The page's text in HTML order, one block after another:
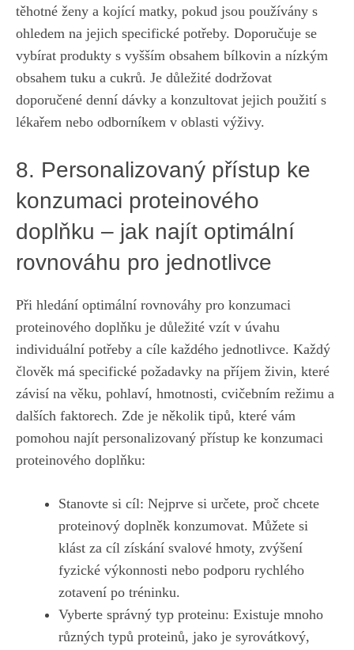
těhotné ženy ‍a kojící matky, pokud jsou používány s
ohledem ‌na jejich specifické potřeby. Doporučuje ‌se
vybírat‍ produkty s vyšším obsahem ​bílkovin a ⁤nízkým
obsahem tuku a ​cukrů. Je⁤ důležité⁤ dodržovat
doporučené denní ‌dávky ‍a‌ konzultovat⁤ jejich použití s
⁣lékařem nebo odborníkem v oblasti výživy.
8.​ Personalizovaný přístup ke
konzumaci proteinového
doplňku – jak‍ najít ⁣optimální
rovnováhu pro jednotlivce
Při hledání⁤ optimální rovnováhy pro‌ konzumaci
proteinového doplňku je důležité​ vzít v úvahu
individuální ⁣potřeby a ⁢cíle každého jednotlivce.⁣ Každý​
člověk má specifické požadavky​ na příjem živin, které
závisí na​ věku, pohlaví, hmotnosti, cvičebním ‌režimu a
dalších ⁣faktorech. ‌Zde je několik tipů, ‌které ‌vám
⁢pomohou najít personalizovaný​ přístup ke konzumaci
proteinového doplňku:
Stanovte si cíl: ⁤Nejprve si určete, proč ‌chcete
proteinový​ doplněk‍ konzumovat.⁤ Můžete si​
klást za cíl⁢ získání svalové hmoty, zvýšení
fyzické výkonnosti ‍nebo podporu rychlého
‍zotavení ⁣po tréninku.
Vyberte správný typ proteinu:‍ Existuje mnoho
‍různých typů proteinů,⁤ jako je syrovátkový,